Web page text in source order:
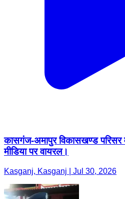
कासगंज-अमापुर विकासखण्ड परिसर
मीडिया पर वायरल।
Kasganj, Kasganj | Jul 30, 2026